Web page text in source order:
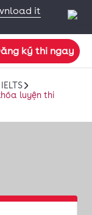
it
ký thi ngay
luyện thi